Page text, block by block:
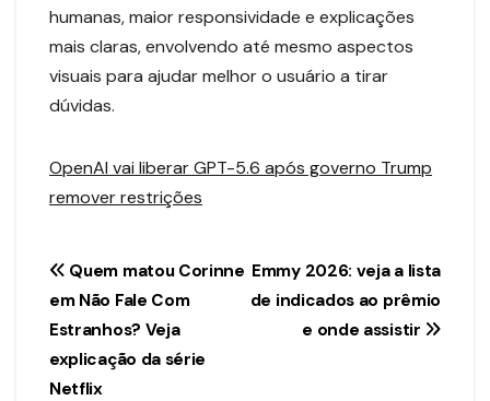
humanas, maior responsividade e explicações
mais claras, envolvendo até mesmo aspectos
visuais para ajudar melhor o usuário a tirar
dúvidas.
OpenAI vai liberar GPT-5.6 após governo Trump
remover restrições
Navegação
de
Post
Emmy 2026: veja a lista
de indicados ao prêmio
e onde assistir
Quem matou Corinne
em Não Fale Com
Estranhos? Veja
explicação da série
Netflix